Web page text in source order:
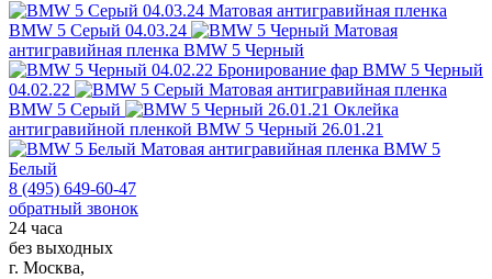
Матовая антигравийная пленка
BMW 5 Серый 04.03.24
Матовая
антигравийная пленка BMW 5 Черный
Бронирование фар BMW 5 Черный
04.02.22
Матовая антигравийная пленка
BMW 5 Серый
Оклейка
антигравийной пленкой BMW 5 Черный 26.01.21
Матовая антигравийная пленка BMW 5
Белый
8 (495) 649-60-47
обратный звонок
24 часа
без выходных
г. Москва,